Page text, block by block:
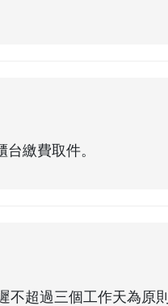
繳費取件。
不超過三個工作天為原